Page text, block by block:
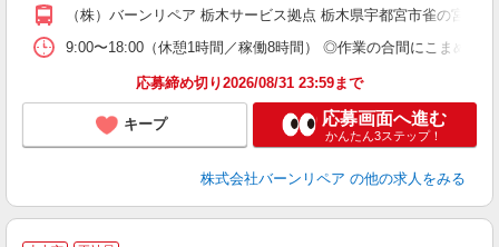
（株）バーンリペア 栃木サービス拠点 栃木県宇都宮市雀の宮
9:00〜18:00（休憩1時間／稼働8時間） ◎作業の合間にこまめな
応募締め切り2026/08/31 23:59まで
キープ 応募画面へ進む
かんたん3ステップ！
株式会社バーンリペア の他の求人をみる